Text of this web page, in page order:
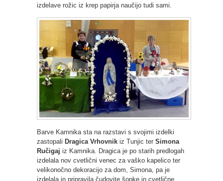
izdelave rožic iz krep papirja naučijo tudi sami.
Barve Kamnika sta na razstavi s svojimi izdelki
zastopali Dragica Vrhovnik iz Tunjic ter Simona
Ručigaj iz Kamnika. Dragica je po starih predlogah
izdelala nov cvetlični venec za vaško kapelico ter
velikonočno dekoracijo za dom, Simona, pa je
izdelala in pripravila čudovite šopke in cvetlične